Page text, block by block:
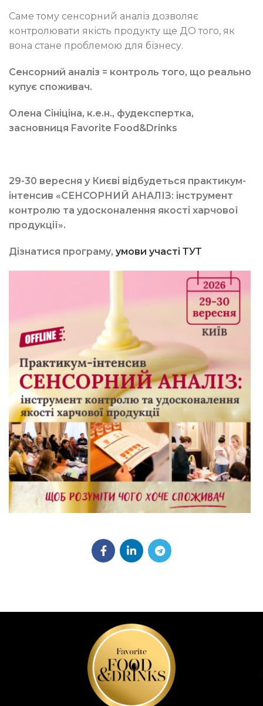
Саме тому сенсорний аналіз дозволяє
контролювати якість продукту ще ДО того, як
вона стане проблемою для бізнесу.
Сенсорний аналіз = контроль того, що реально
купує споживач.
Олена Сініціна, к.е.н., фудекспертка,
засновниця Favorite Food&Drinks
29-30 вересня у Києві відбудеться практикум-
інтенсив «СЕНСОРНИЙ АНАЛІЗ: інструмент
контролю та удосконалення якості харчової
продукції».
Дізнатися програму, умови участі ТУТ